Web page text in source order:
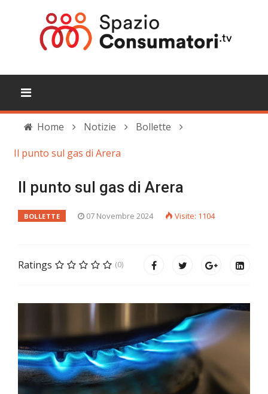
Home Notizie
Bollette
Il punto sul gas di Arera
Il punto sul gas di Arera
BOLLETTE 07 Novembre 2024 Visite: 1104
Ratings (0)